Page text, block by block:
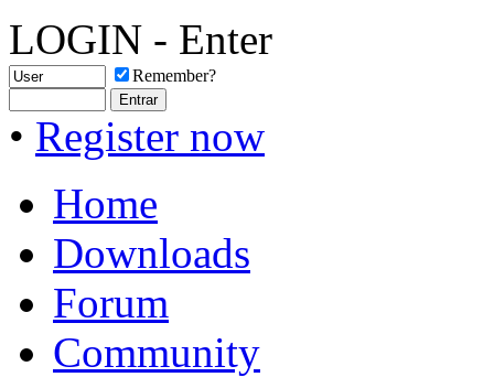
LOGIN - Enter
Remember?
• Register now
Home
Downloads
Forum
Community